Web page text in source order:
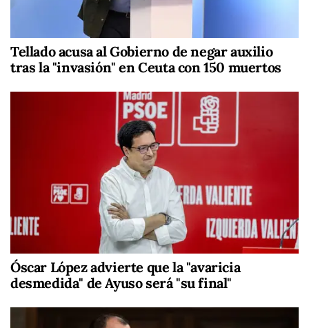
Tellado acusa al Gobierno de negar auxilio
tras la "invasión" en Ceuta con 150 muertos
Óscar López advierte que la "avaricia
desmedida" de Ayuso será "su final"